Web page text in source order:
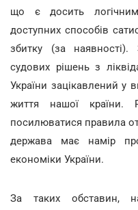
що є досить
доступних способів
збитку (за
судових рішень з
України зацікавлений у
життя нашої
посилюватися правила
держава має намір
економіки України.
За таких обставин,